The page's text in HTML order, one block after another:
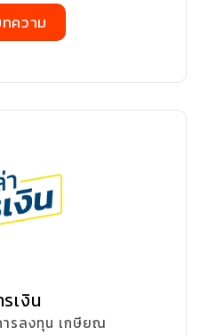
ความ
เงิน
ารลงทุน เกษียณ